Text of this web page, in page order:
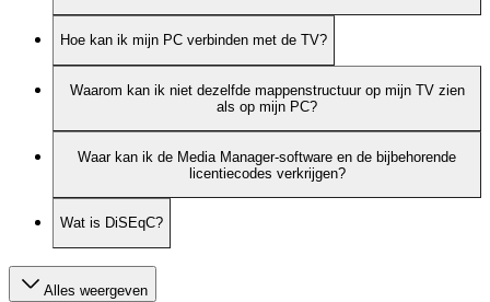
Hoe kan ik mijn PC verbinden met de TV?
Waarom kan ik niet dezelfde mappenstructuur op mijn TV zien
als op mijn PC?
Waar kan ik de Media Manager-software en de bijbehorende
licentiecodes verkrijgen?
Wat is DiSEqC?
Alles weergeven